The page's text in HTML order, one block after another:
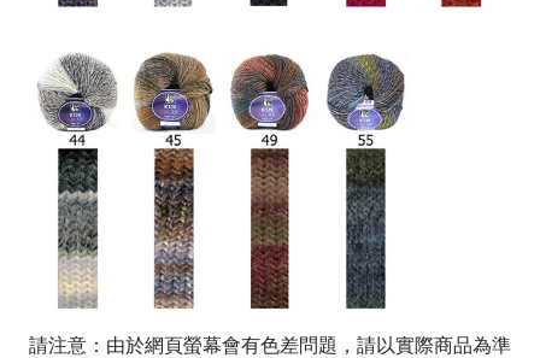
請注意：由於網頁螢幕會有色差問題，請以實際商品為準